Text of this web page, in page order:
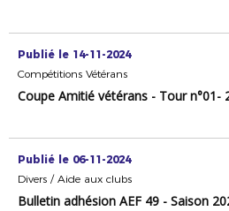
Publié le 14-11-2024
Compétitions Vétérans
Coupe Amitié vétérans - Tour n°01-
Publié le 06-11-2024
Divers / Aide aux clubs
Bulletin adhésion AEF 49 - Saison